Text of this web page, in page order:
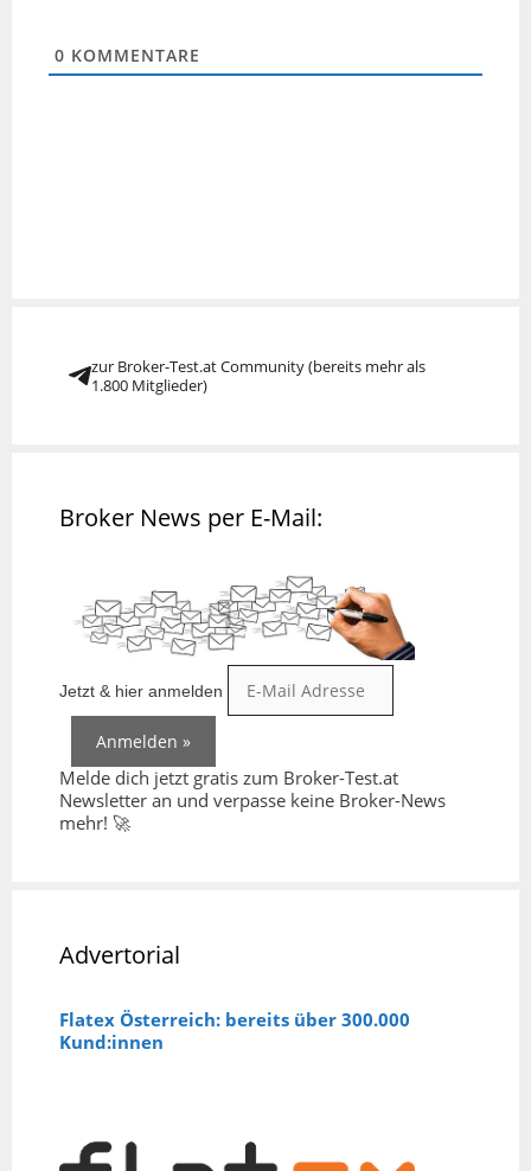
0 KOMMENTARE
zur Broker-Test.at Community (bereits mehr als
1.800 Mitglieder)
Broker News per E-Mail:
Jetzt & hier anmelden
Melde dich jetzt gratis zum Broker-Test.at
Newsletter an und verpasse keine Broker-News
mehr! 🚀
Advertorial
Flatex Österreich: bereits über 300.000
Kund:innen